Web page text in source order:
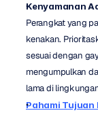
Kenyamanan
Perangkat yang
kenakan.
sesuai dengan
mengumpulkan
lama di
Pahami Tujuan